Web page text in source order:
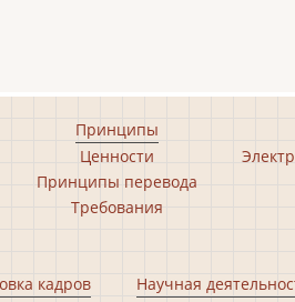
Принципы
Ценности
Принципы перевода
Требования
кадров
Научная